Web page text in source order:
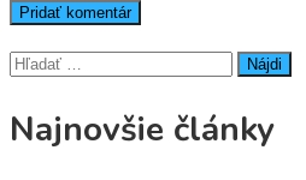
Hľadať:
Najnovšie články